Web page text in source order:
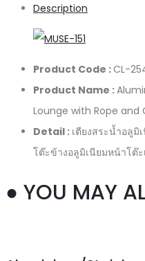
Description
Product Code : CL-
Product Name :
Lounge with Rope
Detail : เตียงสระน้ำอลูมิ
โต๊ะข้างอลูมิเนียมหน้าโต๊
● YOU MAY